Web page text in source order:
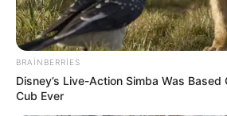
FALI
Sevinc Hüseynova
BRAINBERRIES
Disney’s Live-Action Simba Was
Cub Ever